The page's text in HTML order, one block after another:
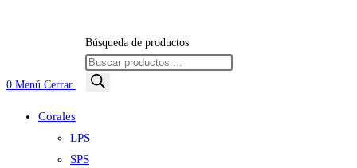
0 Menú Cerrar
Búsqueda de productos
Corales
LPS
SPS